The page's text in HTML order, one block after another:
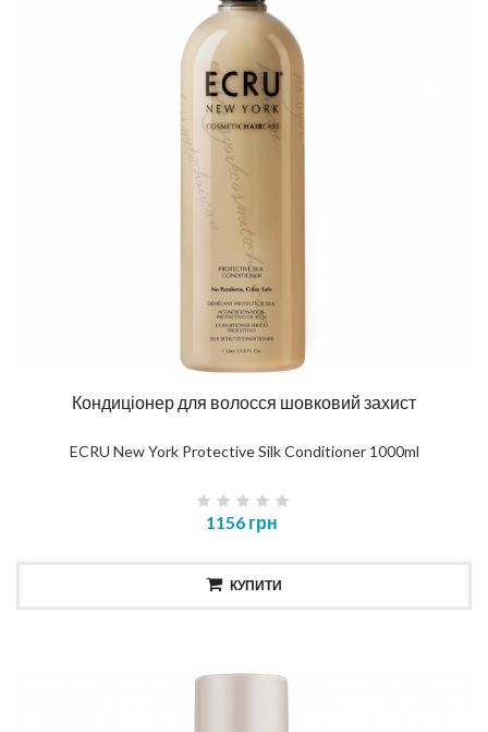
Кондиціонер для волосся шовковий захист
ECRU New York Protective Silk Conditioner 1000ml
1156 грн
КУПИТИ